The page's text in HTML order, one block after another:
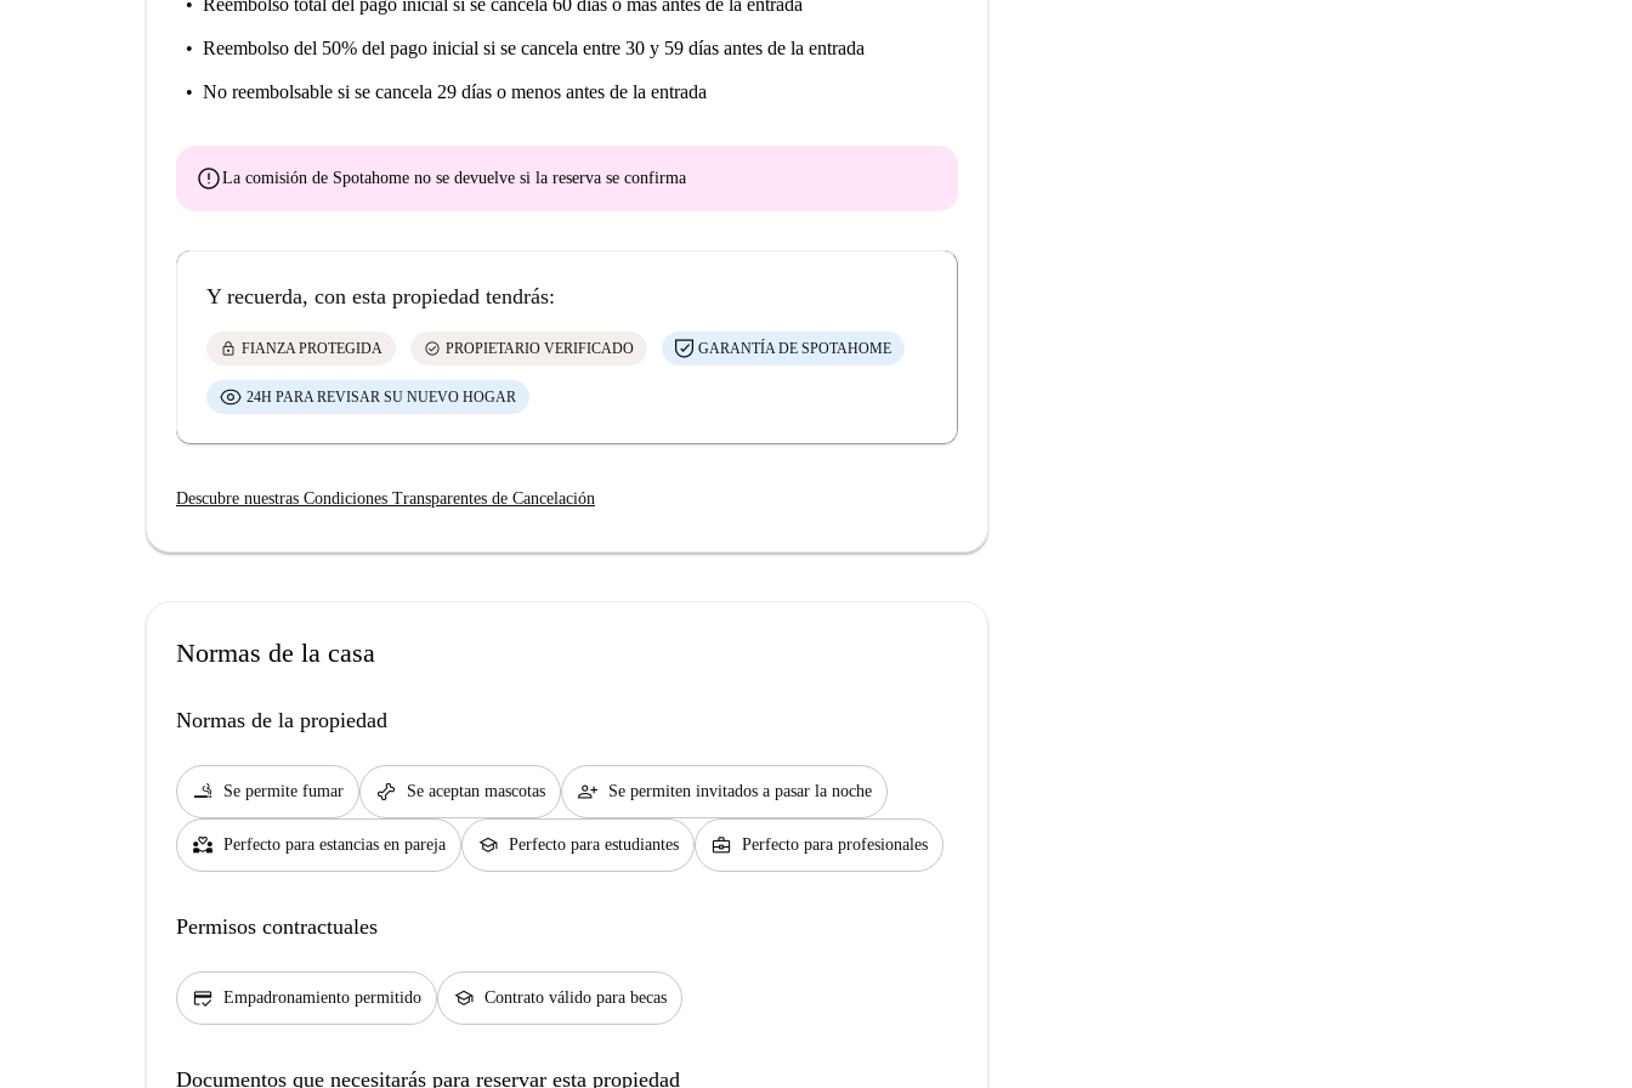
Reembolso total del pago inicial si se cancela 60 días o más antes de la entrada
Reembolso del 50% del pago inicial si se cancela entre 30 y 59 días antes de la entrada
No reembolsable si se cancela 29 días o menos antes de la entrada
errorLa comisión de Spotahome no se devuelve si la reserva se confirma
Y recuerda, con esta propiedad tendrás:
lock FIANZA PROTEGIDA check_circle PROPIETARIO VERIFICADO GARANTÍA DE SPOTAHOME
24H PARA REVISAR SU NUEVO HOGAR
Descubre nuestras Condiciones Transparentes de Cancelación
Normas de la casa
Normas de la propiedad
smoking_rooms Se permite fumar pet_supplies Se aceptan mascotas person_add Se permiten invitados a pasar la noche
partner_heart Perfecto para estancias en pareja school Perfecto para estudiantes business_center Perfecto para profesionales
Permisos contractuales
credit_score Empadronamiento permitido school Contrato válido para becas
Documentos que necesitarás para reservar esta propiedad